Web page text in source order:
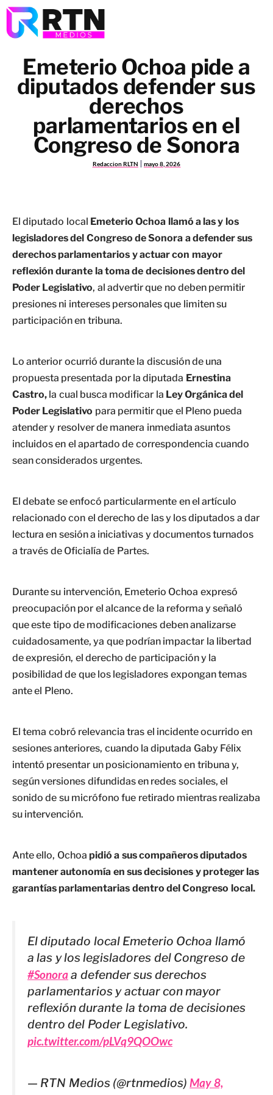
Emeterio Ochoa pide a
diputados defender sus
derechos
parlamentarios en el
Congreso de Sonora
Redaccion RLTN mayo 8, 2026
El diputado local Emeterio Ochoa llamó a las y los
legisladores del Congreso de Sonora a defender sus
derechos parlamentarios y actuar con mayor
reflexión durante la toma de decisiones dentro del
Poder Legislativo, al advertir que no deben permitir
presiones ni intereses personales que limiten su
participación en tribuna.
Lo anterior ocurrió durante la discusión de una
propuesta presentada por la diputada Ernestina
Castro, la cual busca modificar la Ley Orgánica del
Poder Legislativo para permitir que el Pleno pueda
atender y resolver de manera inmediata asuntos
incluidos en el apartado de correspondencia cuando
sean considerados urgentes.
El debate se enfocó particularmente en el artículo
relacionado con el derecho de las y los diputados a dar
lectura en sesión a iniciativas y documentos turnados
a través de Oficialía de Partes.
Durante su intervención, Emeterio Ochoa expresó
preocupación por el alcance de la reforma y señaló
que este tipo de modificaciones deben analizarse
cuidadosamente, ya que podrían impactar la libertad
de expresión, el derecho de participación y la
posibilidad de que los legisladores expongan temas
ante el Pleno.
El tema cobró relevancia tras el incidente ocurrido en
sesiones anteriores, cuando la diputada Gaby Félix
intentó presentar un posicionamiento en tribuna y,
según versiones difundidas en redes sociales, el
sonido de su micrófono fue retirado mientras realizaba
su intervención.
Ante ello, Ochoa pidió a sus compañeros diputados
mantener autonomía en sus decisiones y proteger las
garantías parlamentarias dentro del Congreso local.
El diputado local Emeterio Ochoa llamó
a las y los legisladores del Congreso de
#Sonoraa defender sus derechos
parlamentarios y actuar con mayor
reflexión durante la toma de decisiones
dentro del Poder Legislativo.
pic.twitter.com/pLVq9QOOwc
— RTN Medios (@rtnmedios)May 8,